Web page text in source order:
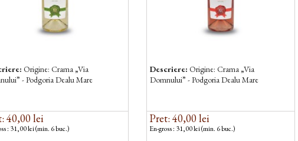
Origine: Crama „Via
- Podgoria Dealu Mare
40,00 lei
: 31,00 lei (min. 6 buc.)
Descriere:Origine: Crama „Via
Domnului” - Podgoria Dealu Mare
Pret: 40,00 lei
En-gross : 31,00 lei (min. 6 buc.)